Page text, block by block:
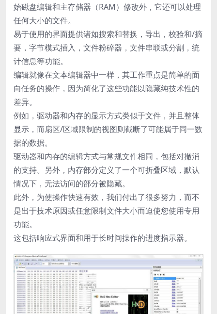
始磁盘编辑和主存储器（RAM）修改外，它还可以处理
任何大小的文件。
易于使用的界面提供诸如搜索和替换，导出，校验和/摘
要，字节模式插入，文件粉碎器，文件串联或分割，统
计信息等功能。
编辑就像在文本编辑器中一样，其工作重点是简单的面
向任务的操作，因为简化了这些功能以隐藏纯技术性的
差异。
例如，驱动器和内存的显示方式类似于文件，并且整体
显示，而扇区/区域限制的视图则截断了可能属于同一数
据的数据。
驱动器和内存的编辑方式与常规文件相同，包括对撤消
的支持。另外，内存部分定义了一个可折叠区域，默认
情况下，无法访问的部分被隐藏。
此外，为使操作快速有效，我们付出了很多努力，而不
是出于技术原因或任意限制文件大小而迫使您使用专用
功能。
这包括响应式界面和用于长时间操作的进度指示器。